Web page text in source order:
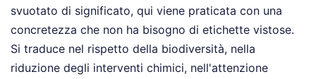
svuotato di significato, qui viene praticata con una
concretezza che non ha bisogno di etichette vistose.
Si traduce nel rispetto della biodiversità, nella
riduzione degli interventi chimici, nell'attenzione